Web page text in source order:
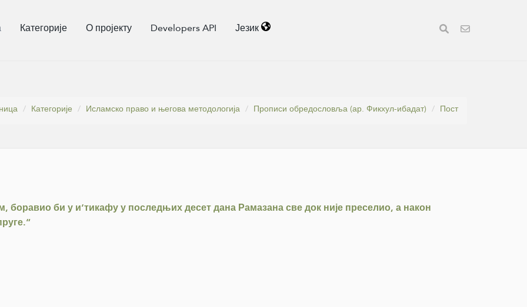
Категорије О пројекту Developers API Језик
Категорије Исламско право и његова методологија Прописи обредословља (ар. Фикхул-ибадат) Пост
боравио би у и‘тикафу у последњих десет дана Рамазана све док није преселио, а након